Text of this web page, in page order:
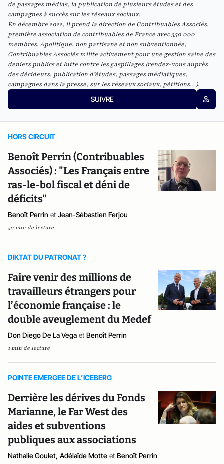
de passages médias, la publication de plusieurs études et des
campagnes à succès sur les réseaux sociaux.
En décembre 2022, il prend la direction de Contribuables Associés,
première association de contribuables de France avec 350 000
membres. Apolitique, non partisane et non subventionnée,
Contribuables Associés milite activement pour une gestion saine des
deniers publics et lutte contre les gaspillages (rendez-vous auprès
des décideurs, publication d’études, passages médiatiques,
campagnes dans la presse, sur les réseaux sociaux, pétitions…).
SUIVRE
HORS CIRCUIT
Benoît Perrin (Contribuables
Associés) : "Les Français entre
ras-le-bol fiscal et déni de
déficits"
Benoît Perrin et Jean-Sébastien Ferjou
50 min de lecture
DIKTAT DU PATRONAT ?
Faire venir des millions de
travailleurs étrangers pour
l’économie française : le
double aveuglement du Medef
Don Diego De La Vega et Benoît Perrin
1 min de lecture
POINTE EMERGEE DE L’ICEBERG
Derrière les dérives du Fonds
Marianne, le Far West des
aides et subventions
publiques aux associations
Nathalie Goulet, Adélaïde Motte et Benoît Perrin